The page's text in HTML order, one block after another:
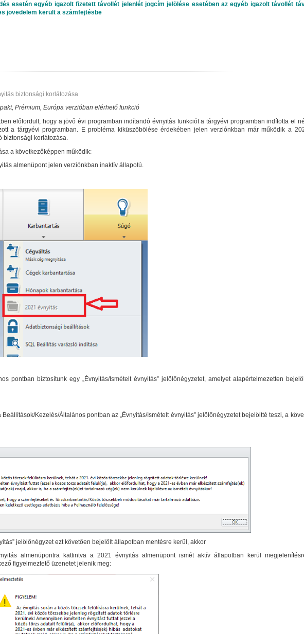
esetén egyéb igazolt fizetett távollét jelenlét jogcím jelölése esetében az egyéb igazolt távollét
jövedelem került a számfejtésbe
biztonsági korlátozása
Prémium, Európa verzióban elérhető funkció
előfordult, hogy a jövő évi programban indítandó évnyitás funkciót a tárgyévi programban indította el
a tárgyévi programban. E probléma kiküszöbölése érdekében jelen verziónkban már működik a
biztonsági korlátozása.
a következőképpen működik:
almenüpont jelen verziónkban inaktív állapotú.
pontban biztosítunk egy „Évnyitás/Ismételt évnyitás” jelölőnégyzetet, amelyet alapértelmezetten
Kezelés/Általános pontban az „Évnyitás/Ismételt évnyitás” jelölőnégyzetet bejelöltté teszi, a
jelölőnégyzet ezt követően bejelölt állapotban mentésre kerül, akkor
almenüpontra kattintva a 2021 évnyitás almenüpont ismét aktív állapotban kerül
figyelmeztető üzenetet jelenik meg: